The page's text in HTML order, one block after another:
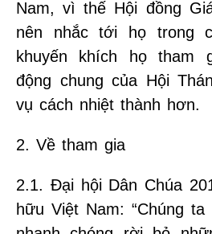
Nam, vì thế Hội đồng
nên nhắc tới họ trong
khuyến khích họ tham
động chung của Hội
vụ cách nhiệt thành hơn.
2. Về tham gia
2.1. Đại hội Dân Chúa
hữu Việt Nam: “Chúng